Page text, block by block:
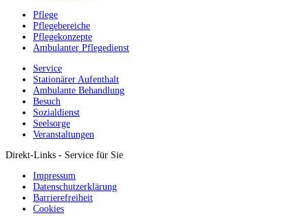
Pflege
Pflegebereiche
Pflegekonzepte
Ambulanter Pflegedienst
Service
Stationärer Aufenthalt
Ambulante Behandlung
Besuch
Sozialdienst
Seelsorge
Veranstaltungen
Direkt-Links - Service für Sie
Impressum
Datenschutzerklärung
Barrierefreiheit
Cookies